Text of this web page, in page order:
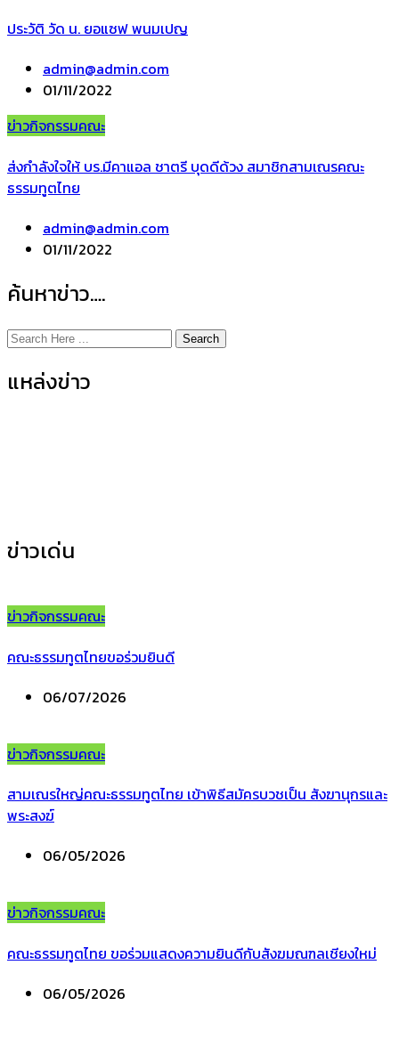
ประวัติ วัด น. ยอแซฟ พนมเปญ
admin@admin.com
01/11/2022
ข่าวกิจกรรมคณะ
ส่งกำลังใจให้ บร.มีคาแอล ชาตรี บุดดีด้วง สมาชิกสามเณรคณะ
ธรรมทูตไทย
admin@admin.com
01/11/2022
ค้นหาข่าว….
Search
แหล่งข่าว
ข่าวเด่น
ข่าวกิจกรรมคณะ
คณะธรรมทูตไทยขอร่วมยินดี
06/07/2026
ข่าวกิจกรรมคณะ
สามเณรใหญ่คณะธรรมทูตไทย เข้าพิธีสมัครบวชเป็น สังฆานุกรและ
พระสงฆ์
06/05/2026
ข่าวกิจกรรมคณะ
คณะธรรมทูตไทย ขอร่วมแสดงความยินดีกับสังฆมณฑลเชียงใหม่
06/05/2026